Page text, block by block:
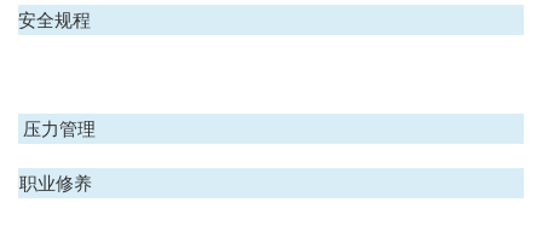
安全规程
压力管理
职业修养